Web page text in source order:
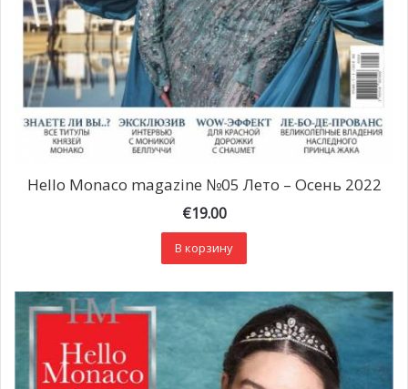
Hello Monaco magazine №05 Лето – Осень 2022
€19.00
В корзину